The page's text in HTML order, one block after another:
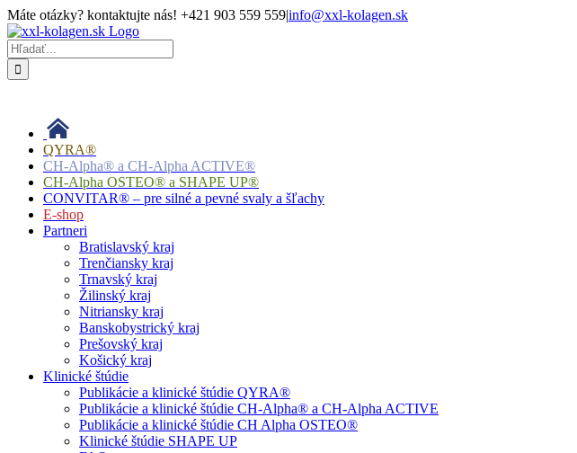
Skip
to
content
Máte otázky? kontaktujte nás! +421 903 559 559|info@xxl-kolagen.sk
Facebook
Hľadať:
QYRA®
CH-Alpha® a CH-Alpha ACTIVE®
CH-Alpha OSTEO® a SHAPE UP®
CONVITAR® – pre silné a pevné svaly a šľachy
E-shop
Partneri
Bratislavský kraj
Trenčiansky kraj
Trnavský kraj
Žilinský kraj
Nitriansky kraj
Banskobystrický kraj
Prešovský kraj
Košický kraj
Klinické štúdie
Publikácie a klinické štúdie QYRA®
Publikácie a klinické štúdie CH-Alpha® a CH-Alpha ACTIVE
Publikácie a klinické štúdie CH Alpha OSTEO®
Klinické štúdie SHAPE UP